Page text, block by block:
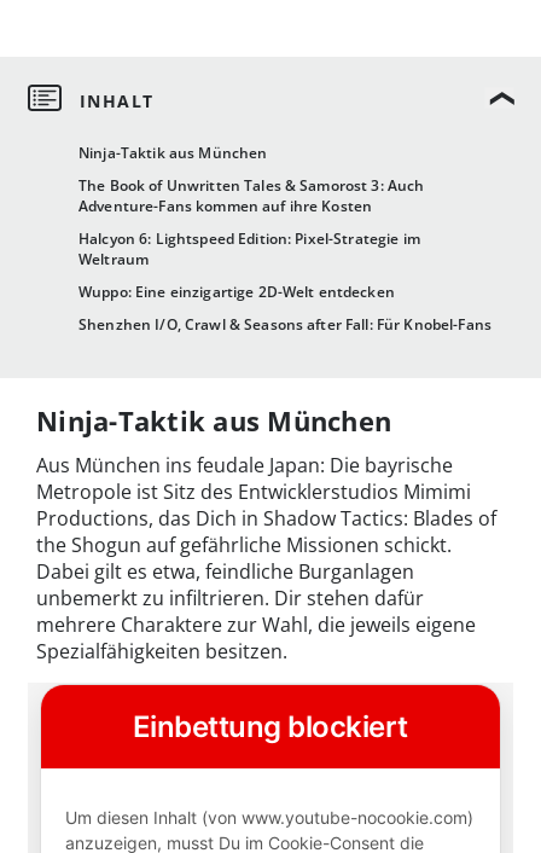
Ninja-Taktik aus München
The Book of Unwritten Tales & Samorost 3: Auch
Adventure-Fans kommen auf ihre Kosten
Halcyon 6: Lightspeed Edition: Pixel-Strategie im
Weltraum
Wuppo: Eine einzigartige 2D-Welt entdecken
Shenzhen I/O, Crawl & Seasons after Fall: Für Knobel-Fans
Ninja-Taktik aus München
Aus München ins feudale Japan: Die bayrische
Metropole ist Sitz des Entwicklerstudios Mimimi
Productions, das Dich in Shadow Tactics: Blades of
the Shogun auf gefährliche Missionen schickt.
Dabei gilt es etwa, feindliche Burganlagen
unbemerkt zu infiltrieren. Dir stehen dafür
mehrere Charaktere zur Wahl, die jeweils eigene
Spezialfähigkeiten besitzen.